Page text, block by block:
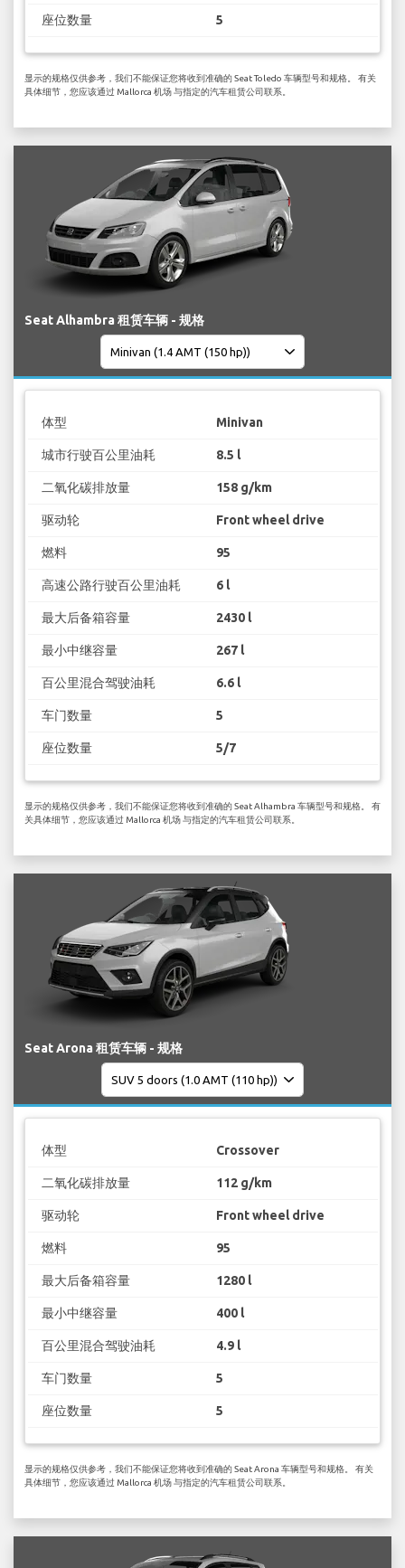
座位数量 5
显示的规格仅供参考，我们不能保证您将收到准确的 Seat Toledo 车辆型号和规格。 有关
具体细节，您应该通过 Mallorca 机场 与指定的汽车租赁公司联系。
Seat Alhambra 租赁车辆 - 规格
体型 Minivan
城市行驶百公里油耗 8.5 l
二氧化碳排放量 158 g/km
驱动轮 Front wheel drive
燃料 95
高速公路行驶百公里油耗 6 l
最大后备箱容量 2430 l
最小中继容量 267 l
百公里混合驾驶油耗 6.6 l
车门数量 5
座位数量 5/7
显示的规格仅供参考，我们不能保证您将收到准确的 Seat Alhambra 车辆型号和规格。 有
关具体细节，您应该通过 Mallorca 机场 与指定的汽车租赁公司联系。
Seat Arona 租赁车辆 - 规格
体型 Crossover
二氧化碳排放量 112 g/km
驱动轮 Front wheel drive
燃料 95
最大后备箱容量 1280 l
最小中继容量 400 l
百公里混合驾驶油耗 4.9 l
车门数量 5
座位数量 5
显示的规格仅供参考，我们不能保证您将收到准确的 Seat Arona 车辆型号和规格。 有关
具体细节，您应该通过 Mallorca 机场 与指定的汽车租赁公司联系。